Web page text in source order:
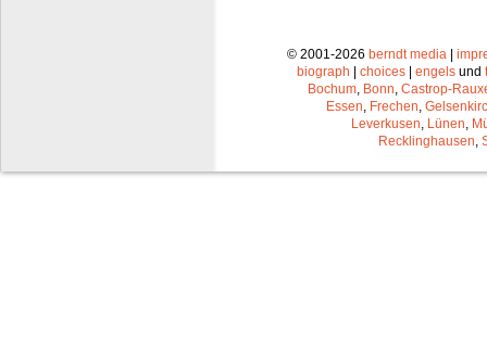
© 2001-2026 berndt media|
biograph
choices engels und
Bochum, Bonn, Castrop-
Essen, Frechen,
Leverkusen, Lünen,
Recklinghausen,